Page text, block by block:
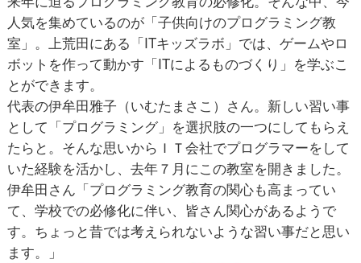
人気を集めているのが「子供向けのプログラミング教
室」。上荒田にある「ITキッズラボ」では、ゲームやロ
ボットを作って動かす「ITによるものづくり」を学ぶこ
とができます。
代表の伊牟田雅子（いむたまさこ）さん。新しい習い事
として「プログラミング」を選択肢の一つにしてもらえ
たらと。そんな思いからＩＴ会社でプログラマーをして
いた経験を活かし、去年７月にこの教室を開きました。
伊牟田さん「プログラミング教育の関心も高まってい
て、学校での必修化に伴い、皆さん関心があるようで
す。ちょっと昔では考えられないような習い事だと思い
ます。」